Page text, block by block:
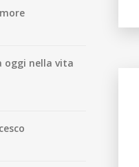
oggi nella vita